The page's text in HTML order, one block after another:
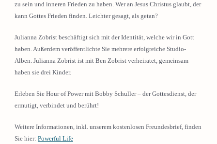
zu sein und inneren Frieden zu haben. Wer an Jesus Christus glaubt, der
kann Gottes Frieden finden. Leichter gesagt, als getan?
Julianna Zobrist beschäftigt sich mit der Identität, welche wir in Gott
haben. Außerdem veröffentlichte Sie mehrere erfolgreiche Studio-
Alben. Julianna Zobrist ist mit Ben Zobrist verheiratet, gemeinsam
haben sie drei Kinder.
Erleben Sie Hour of Power mit Bobby Schuller – der Gottesdienst, der
ermutigt, verbindet und berührt!
Weitere Informationen, inkl. unserem kostenlosen Freundesbrief, finden
Sie hier: Powerful Life